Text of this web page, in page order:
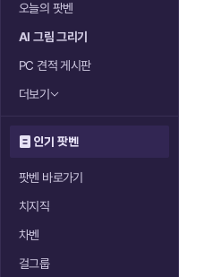
오늘의 팟벤
AI 그림 그리기
PC 견적 게시판
더보기
인기 팟벤
팟벤 바로가기
치지직
차벤
걸그룹